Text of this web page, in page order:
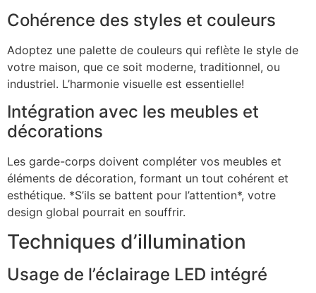
Cohérence des styles et couleurs
Adoptez une palette de couleurs qui reflète le style de
votre maison, que ce soit moderne, traditionnel, ou
industriel. L’harmonie visuelle est essentielle!
Intégration avec les meubles et
décorations
Les garde-corps doivent compléter vos meubles et
éléments de décoration, formant un tout cohérent et
esthétique. *S’ils se battent pour l’attention*, votre
design global pourrait en souffrir.
Techniques d’illumination
Usage de l’éclairage LED intégré